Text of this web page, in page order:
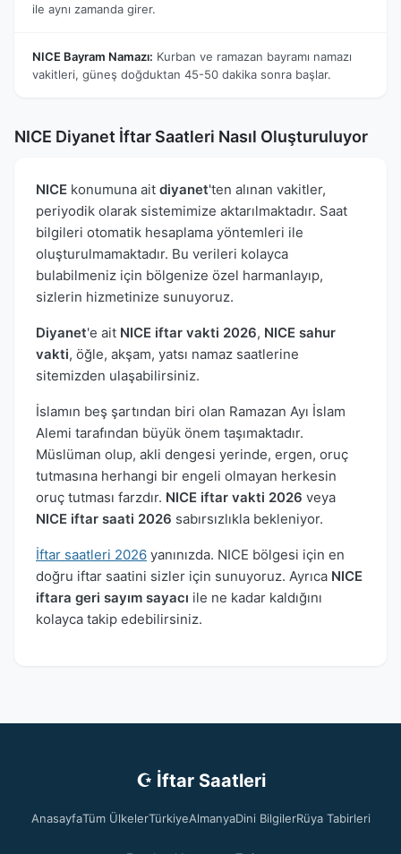
ile aynı zamanda girer.
NICE Bayram Namazı: Kurban ve ramazan bayramı namazı
vakitleri, güneş doğduktan 45-50 dakika sonra başlar.
NICE Diyanet İftar Saatleri Nasıl Oluşturuluyor
NICE konumuna ait diyanet'ten alınan vakitler,
periyodik olarak sistemimize aktarılmaktadır. Saat
bilgileri otomatik hesaplama yöntemleri ile
oluşturulmamaktadır. Bu verileri kolayca
bulabilmeniz için bölgenize özel harmanlayıp,
sizlerin hizmetinize sunuyoruz.
Diyanet'e ait NICE iftar vakti 2026, NICE sahur
vakti, öğle, akşam, yatsı namaz saatlerine
sitemizden ulaşabilirsiniz.
İslamın beş şartından biri olan Ramazan Ayı İslam
Alemi tarafından büyük önem taşımaktadır.
Müslüman olup, akli dengesi yerinde, ergen, oruç
tutmasına herhangi bir engeli olmayan herkesin
oruç tutması farzdır. NICE iftar vakti 2026 veya
NICE iftar saati 2026 sabırsızlıkla bekleniyor.
İftar saatleri 2026 yanınızda. NICE bölgesi için en
doğru iftar saatini sizler için sunuyoruz. Ayrıca NICE
iftara geri sayım sayacı ile ne kadar kaldığını
kolayca takip edebilirsiniz.
☪ İftar Saatleri
AnasayfaTüm ÜlkelerTürkiyeAlmanyaDini BilgilerRüya Tabirleri